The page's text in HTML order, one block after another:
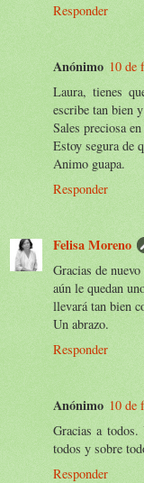
Responder
Anónimo 10 de
Laura, tienes
escribe tan bien
Sales preciosa
Estoy segura de
Animo guapa.
Responder
Felisa Moreno
Gracias de
aún le quedan
llevará tan bien
Un abrazo.
Responder
Anónimo 10 de
Gracias a
todos y sobre
Responder